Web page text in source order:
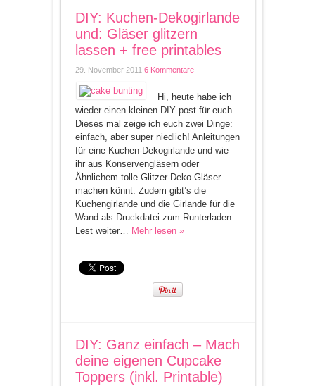
DIY: Kuchen-Dekogirlande
und: Gläser glitzern
lassen + free printables
29. November 2011 6 Kommentare
Hi, heute habe ich
wieder einen kleinen DIY post für euch.
Dieses mal zeige ich euch zwei Dinge:
einfach, aber super niedlich! Anleitungen
für eine Kuchen-Dekogirlande und wie
ihr aus Konservengläsern oder
Ähnlichem tolle Glitzer-Deko-Gläser
machen könnt. Zudem gibt’s die
Kuchengirlande und die Girlande für die
Wand als Druckdatei zum Runterladen.
Lest weiter… Mehr lesen »
DIY: Ganz einfach – Mach
deine eigenen Cupcake
Toppers (inkl. Printable)